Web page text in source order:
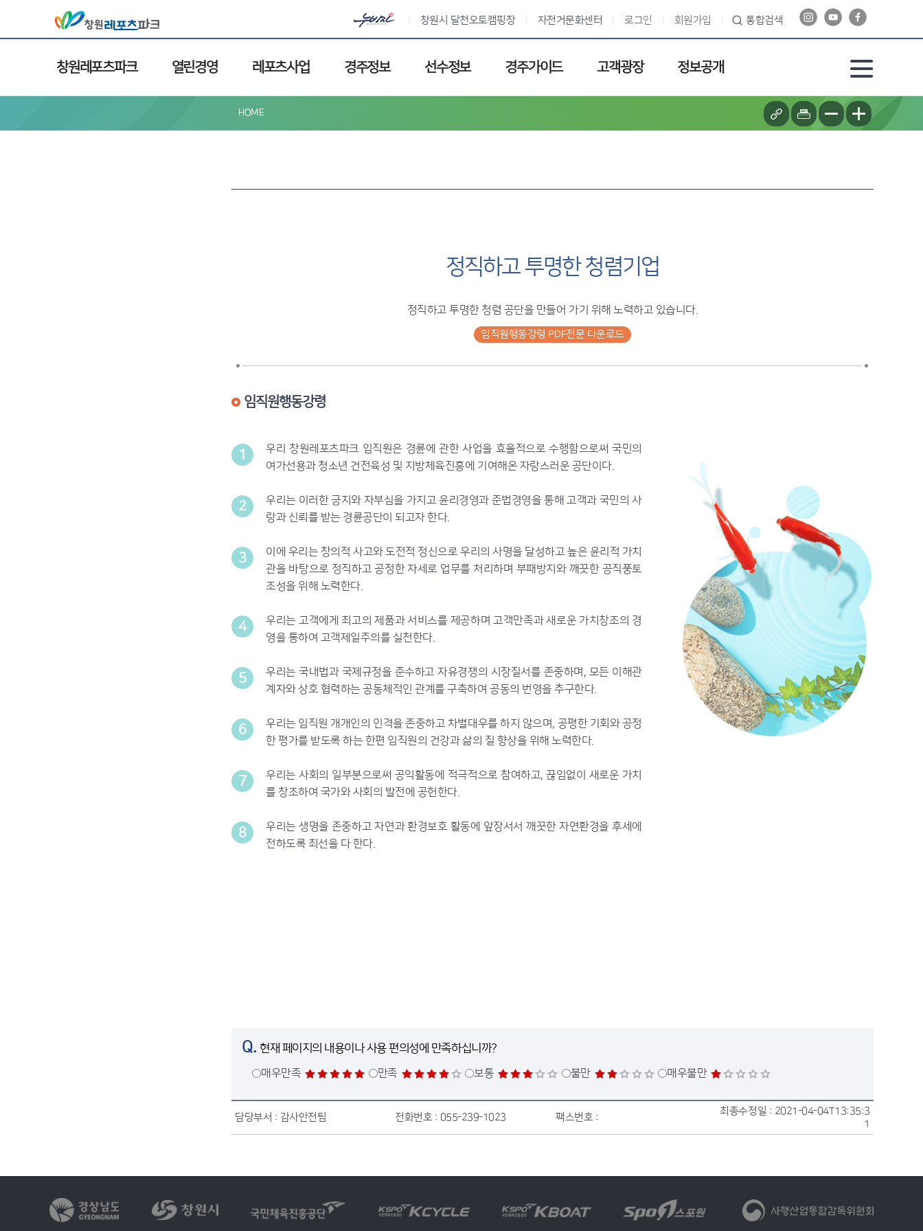
창원시 달천오토캠핑장 자전거문화센터 로그인 회원가입 통합검색
창원레포츠파크 열린경영 레포츠사업 경주정보 선수정보 경주가이드 고객광장 정보공개
HOME
정직하고 투명한 청렴기업
정직하고 투명한 청렴 공단을 만들어 가기 위해 노력하고 있습니다.
임직원행동강령 PDF전문 다운로드
임직원행동강령
1
우리 창원레포츠파크 임직원은 경륜에 관한 사업을 효율적으로 수행함으로써 국민의
여가선용과 청소년 건전육성 및 지방체육진흥에 기여해온 자랑스러운 공단이다.
2
우리는 이러한 긍지와 자부심을 가지고 윤리경영과 준법경영을 통해 고객과 국민의 사
랑과 신뢰를 받는 경륜공단이 되고자 한다.
3
이에 우리는 창의적 사고와 도전적 정신으로 우리의 사명을 달성하고 높은 윤리적 가치
관을 바탕으로 정직하고 공정한 자세로 업무를 처리하며 부패방지와 깨끗한 공직풍토
조성을 위해 노력한다.
4
우리는 고객에게 최고의 제품과 서비스를 제공하며 고객만족과 새로운 가치창조의 경
영을 통하여 고객제일주의를 실천한다.
5
우리는 국내법과 국제규정을 준수하고 자유경쟁의 시장질서를 존중하며, 모든 이해관
계자와 상호 협력하는 공동체적인 관계를 구축하여 공동의 번영을 추구한다.
6
우리는 임직원 개개인의 인격을 존중하고 차별대우를 하지 않으며, 공평한 기회와 공정
한 평가를 받도록 하는 한편 임직원의 건강과 삶의 질 향상을 위해 노력한다.
7
우리는 사회의 일부분으로써 공익활동에 적극적으로 참여하고, 끊임없이 새로운 가치
를 창조하여 국가와 사회의 발전에 공헌한다.
8
우리는 생명을 존중하고 자연과 환경보호 활동에 앞장서서 깨끗한 자연환경을 후세에
전하도록 최선을 다 한다.
Q. 현재 페이지의 내용이나 사용 편의성에 만족하십니까?
매우만족
만족 보통 불만 매우불만
담당부서 : 감사안전팀 전화번호 : 055-239-1023 팩스번호 :
최종수정일 : 2021-04-04T13:35:3
1